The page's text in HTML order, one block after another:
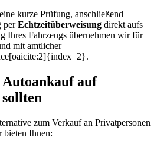
kurze Prüfung, anschließend
perEchtzeitüberweisung direkt aufs
Ihres Fahrzeugs übernehmen wir für
mit amtlicher
auf
sollten
zum Verkauf an Privatpersonen
bieten Ihnen: